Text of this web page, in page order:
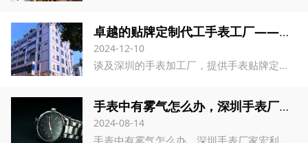
卓越的贴牌定制代工手表工厂——宏利源钟表
2024-12-10
谈及深圳的手表加工厂，提供手表贴牌定制代工服务的厂家确实琳琅满目，但在这众多选择中，深圳宏利源钟表以其卓越的品质与服务脱颖而出，成为业界的佼佼者。
手表中有雾气怎么办，深圳手表厂家宏利源教你保养
2024-08-14
手表中有雾气怎么办，深圳手表厂家宏利源教你保养